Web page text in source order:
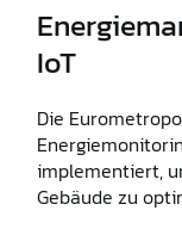
FR
IoT
Die
implementiert,
Gebäude zu